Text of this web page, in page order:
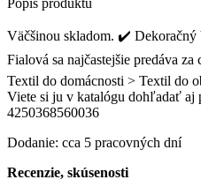
Väčšinou skladom. ✔️ Dekoračný
Fialová sa najčastejšie predáva
Textil do domácnosti > Textil do
Viete si ju v katalógu dohľadať aj
4250368560036
Dodanie: cca 5 pracovných dní
Recenzie, skúsenosti